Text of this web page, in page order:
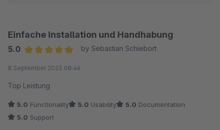
Einfache Installation und Handhabung
5.0
by Sebastian Schiebort
8 September 2023 08:46
Top Leistung
5.0 Functionality 5.0 Usability 5.0 Documentation
5.0 Support